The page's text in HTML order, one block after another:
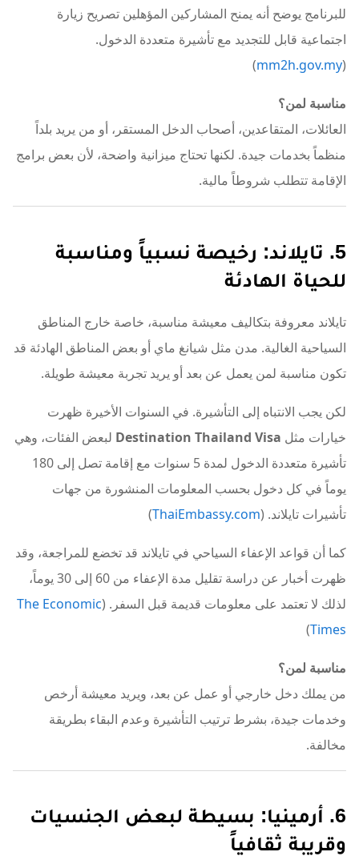
للبرنامج يوضح أنه يمنح المشاركين المؤهلين تصريح زيارة
اجتماعية قابل للتجديد مع تأشيرة متعددة الدخول.
(
mm2h.gov.my
)
مناسبة لمن؟
العائلات، المتقاعدين، أصحاب الدخل المستقر، أو من يريد بلداً
منظماً بخدمات جيدة. لكنها تحتاج ميزانية واضحة، لأن بعض برامج
الإقامة تتطلب شروطاً مالية.
5. تايلاند: رخيصة نسبياً ومناسبة
للحياة الهادئة
تايلاند معروفة بتكاليف معيشة مناسبة، خاصة خارج المناطق
السياحية الغالية. مدن مثل شيانغ ماي أو بعض المناطق الهادئة قد
تكون مناسبة لمن يعمل عن بعد أو يريد تجربة معيشة طويلة.
لكن يجب الانتباه إلى التأشيرة. في السنوات الأخيرة ظهرت
خيارات مثل Destination Thailand Visa لبعض الفئات، وهي
تأشيرة متعددة الدخول لمدة 5 سنوات مع إقامة تصل إلى 180
يوماً في كل دخول بحسب المعلومات المنشورة من جهات
تأشيرات تايلاند. (ThaiEmbassy.com
)
كما أن قواعد الإعفاء السياحي في تايلاند قد تخضع للمراجعة، وقد
ظهرت أخبار عن دراسة تقليل مدة الإعفاء من 60 إلى 30 يوماً،
لذلك لا تعتمد على معلومات قديمة قبل السفر. (The Economic
Times
)
مناسبة لمن؟
من يملك دخل خارجي أو عمل عن بعد، ويريد معيشة أرخص
وخدمات جيدة، بشرط ترتيب التأشيرة وعدم البقاء بطريقة
مخالفة.
6. أرمينيا: بسيطة لبعض الجنسيات
وقريبة ثقافياً